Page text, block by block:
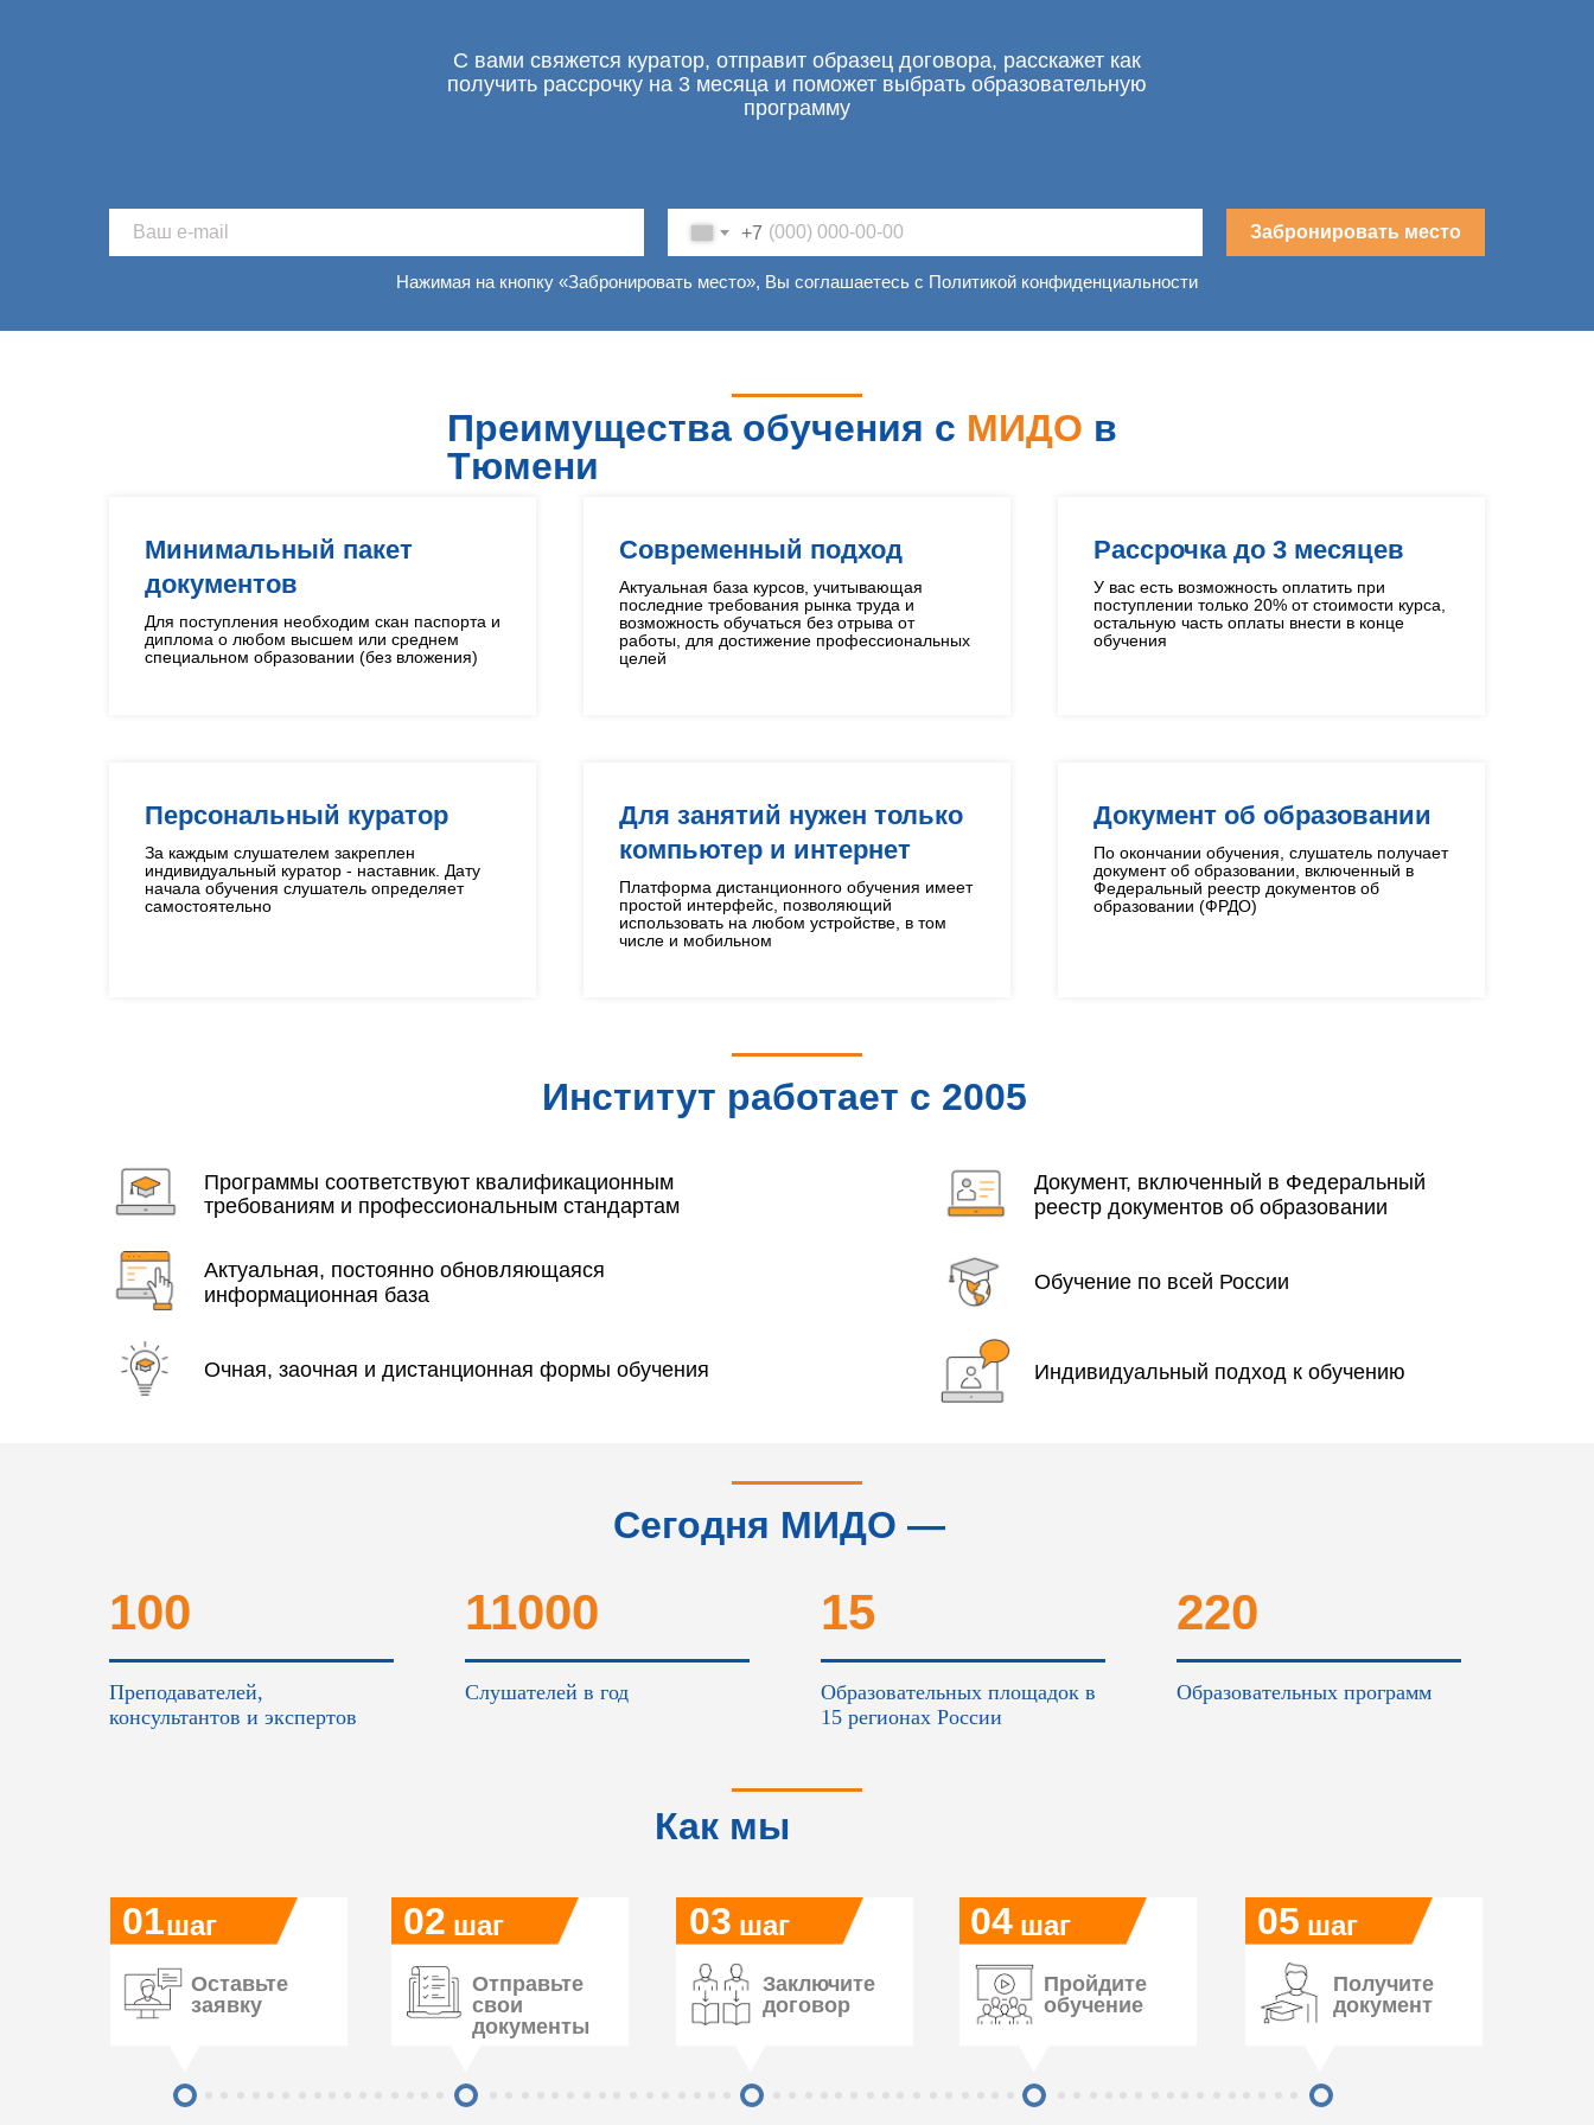
С вами свяжется куратор, отправит образец договора, расскажет как
получить рассрочку на 3 месяца и поможет выбрать образовательную
программу
+7 Забронировать место
Нажимая на кнопку «Забронировать место», Вы соглашаетесь с Политикой конфиденциальности
Преимущества обучения с МИДО в
Тюмени
Минимальный пакет
документов
Для поступления необходим скан паспорта и
диплома о любом высшем или среднем
специальном образовании (без вложения)
Современный подход
Актуальная база курсов, учитывающая
последние требования рынка труда и
возможность обучаться без отрыва от
работы, для достижение профессиональных
целей
Рассрочка до 3 месяцев
У вас есть возможность оплатить при
поступлении только 20% от стоимости курса,
остальную часть оплаты внести в конце
обучения
Персональный куратор
За каждым слушателем закреплен
индивидуальный куратор - наставник. Дату
начала обучения слушатель определяет
самостоятельно
Для занятий нужен только
компьютер и интернет
Платформа дистанционного обучения имеет
простой интерфейс, позволяющий
использовать на любом устройстве, в том
числе и мобильном
Документ об образовании
По окончании обучения, слушатель получает
документ об образовании, включенный в
Федеральный реестр документов об
образовании (ФРДО)
Институт работает с 2005
Программы соответствуют квалификационным
требованиям и профессиональным стандартам
Документ, включенный в Федеральный
реестр документов об образовании
Актуальная, постоянно обновляющаяся
информационная база
Обучение по всей России
Очная, заочная и дистанционная формы обучения Индивидуальный подход к обучению
Сегодня МИДО —
100
Преподавателей,
консультантов и экспертов
11000
Слушателей в год
15
Образовательных площадок в
15 регионах России
220
Образовательных программ
Как мы
05
04
03
02
01
Оставьте
заявку
шаг шаг шаг шаг шаг
Отправьте
свои
документы
Заключите
договор
Пройдите
обучение
Получите
документ